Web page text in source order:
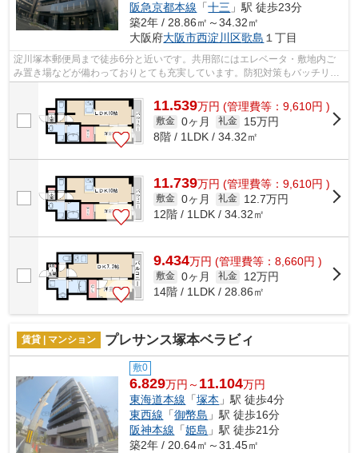
阪急京都本線 「十三 」駅 徒歩23分
築2年 / 28.86㎡～34.32㎡
大阪府大阪市西淀川区歌島 １丁目
淀川塚本郵便局まで徒歩6分と近いです。共用部にはエレベータ・敷地内ご
み置き場などが備わっておりとても充実しています。防犯対策もバッチリな
11.539万円 (管理費等：9,610円 )
敷金 0ヶ月 礼金
15万円
8階 / 1LDK / 34.32㎡
11.739万円 (管理費等：9,610円 )
敷金 0ヶ月 礼金
12.7万円
12階 / 1LDK / 34.32㎡
9.434万円 (管理費等：8,660円 )
敷金 0ヶ月 礼金
12万円
14階 / 1LDK / 28.86㎡
賃貸 | マンション プレサンス塚本ベラビィ
敷0
6.829万円～ 11.104万円
東海道本線 「塚本 」駅 徒歩4分
東西線 「御幣島 」駅 徒歩16分
阪神本線 「姫島 」駅 徒歩21分
築2年 / 20.64㎡～31.45㎡